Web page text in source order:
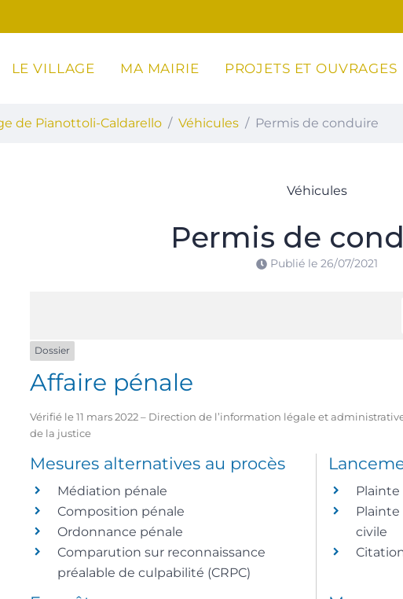
village de Pianottoli-Caldarello
LE VILLAGE MA MAIRIE PROJETS ET OUVRAGES
de Pianottoli-Caldarello Véhicules Permis de conduire
Véhicules
Permis de
Publié le 26/07/2021
Dossier
Affaire pénale
Vérifié le 11 mars 2022 – Direction de l’information légale et
de la justice
Mesures alternatives au procès
Médiation pénale
Composition pénale
Ordonnance pénale
Comparution sur reconnaissance
préalable de culpabilité (CRPC)
civile